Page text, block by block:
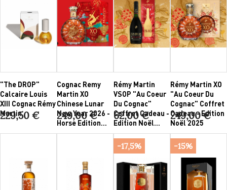
"The DROP"
Calcaire Louis
XIII Cognac Rémy
Martin
229,50 €
Cognac Remy
Martin XO
Chinese Lunar
New Year 2026 -
Horse Edition...
249,00 €
Rémy Martin
VSOP "Au Coeur
Du Cognac"
Coffret Cadeau -
Edition Noël...
62,00 €
Rémy Martin XO
"Au Coeur Du
Cognac" Coffret
Cadeau - Edition
Noël 2025
249,00 €
-17,5% -15%